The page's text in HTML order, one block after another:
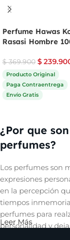
Perfume Hawas
Rasasi Hombre
$369.900 $
Producto Original
Paga Contraentrega
Envío Gratis
¿Por que
perfumes?
Los perfumes son
expresiones
en la percepción
tiempos
perfumes para
personalidad y
Leer Más